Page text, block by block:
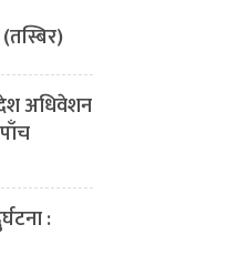
अधिवेशन
: